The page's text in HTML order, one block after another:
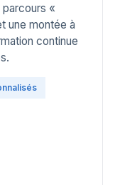
«
une montée à
continue